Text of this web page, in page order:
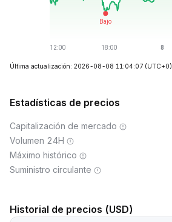
Última actualización: 2026-08-08 11:04:07 (UTC+0)
Estadísticas de precios
Capitalización de mercado
Volumen 24H
Máximo histórico
Suministro circulante
Historial de precios (USD)